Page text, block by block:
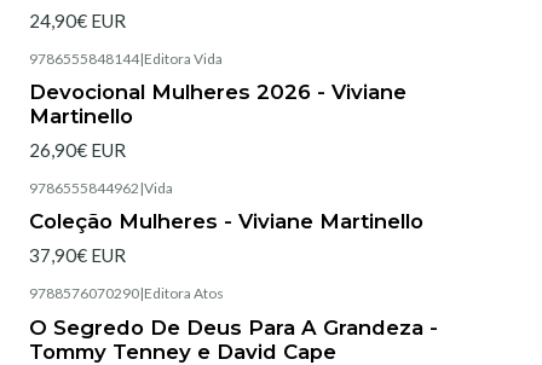
24,90€ EUR
9786555848144|Editora Vida
Devocional Mulheres 2026 - Viviane
Martinello
26,90€ EUR
9786555844962 |Vida
Coleção Mulheres - Viviane Martinello
37,90€ EUR
9788576070290|Editora Atos
O Segredo De Deus Para A Grandeza -
Tommy Tenney e David Cape